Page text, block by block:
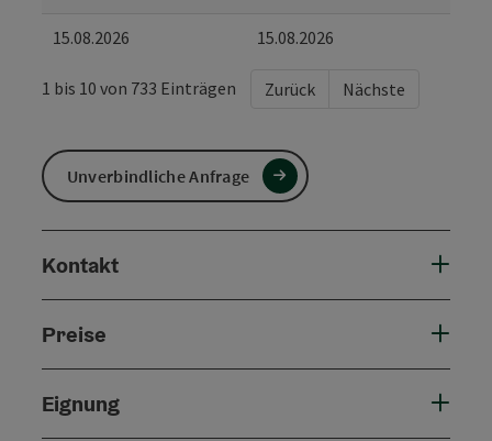
15.08.2026 15.08.2026
1 bis 10 von 733 Einträgen Zurück Nächste
Unverbindliche Anfrage
Kontakt
Preise
Eignung